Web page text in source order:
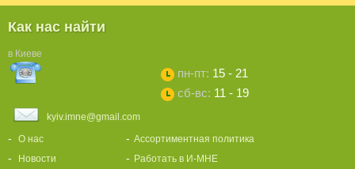
Как нас найти
в Киеве
пн-пт: 15 - 21
сб-вс: 11 - 19
kyiv.imne@gmail.com
О нас
Новости
Ассортиментная политика
Работать в И-МНЕ